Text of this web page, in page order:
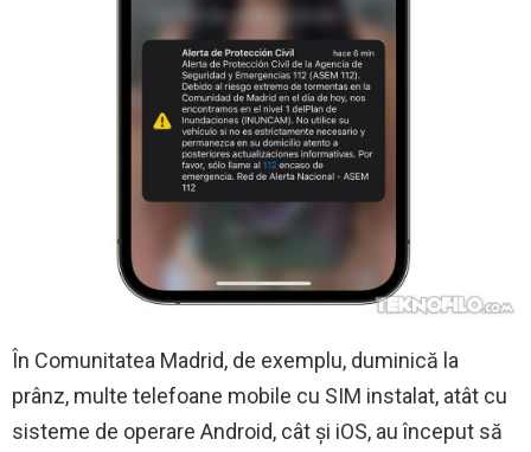
În Comunitatea Madrid, de exemplu, duminică la
prânz, multe telefoane mobile cu SIM instalat, atât cu
sisteme de operare Android, cât și iOS, au început să